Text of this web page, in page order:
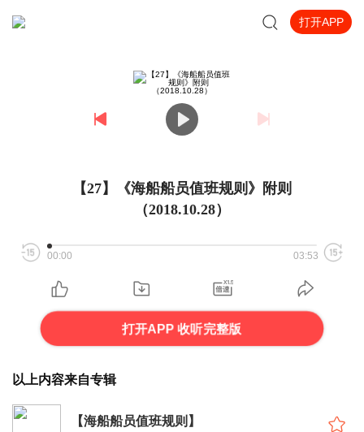
打开APP
【27】《海船船员值班规则》附则
（2018.10.28）
00:00 03:53
打开APP 收听完整版
以上内容来自专辑
【海船船员值班规则】